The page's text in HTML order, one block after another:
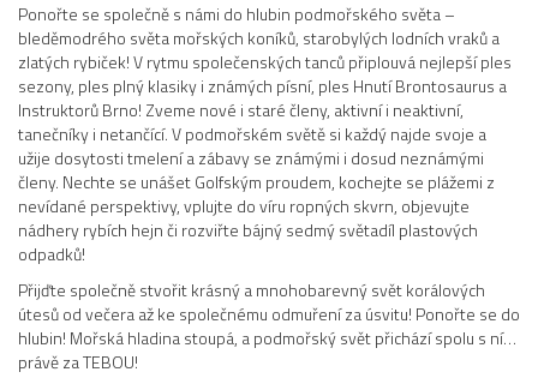
Ponořte se společně s námi do hlubin podmořského světa –
bleděmodrého světa mořských koníků, starobylých lodních vraků a
zlatých rybiček! V rytmu společenských tanců připlouvá nejlepší ples
sezony, ples plný klasiky i známých písní, ples Hnutí Brontosaurus a
Instruktorů Brno! Zveme nové i staré členy, aktivní i neaktivní,
tanečníky i netančící. V podmořském světě si každý najde svoje a
užije dosytosti tmelení a zábavy se známými i dosud neznámými
členy. Nechte se unášet Golfským proudem, kochejte se plážemi z
nevídané perspektivy, vplujte do víru ropných skvrn, objevujte
nádhery rybích hejn či rozviřte bájný sedmý světadíl plastových
odpadků!
Přijďte společně stvořit krásný a mnohobarevný svět korálových
útesů od večera až ke společnému odmuření za úsvitu! Ponořte se do
hlubin! Mořská hladina stoupá, a podmořský svět přichází spolu s ní…
právě za TEBOU!